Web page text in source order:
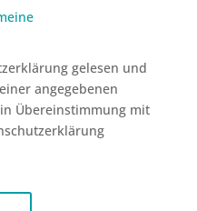
angegebenen
Übereinstimmung mit